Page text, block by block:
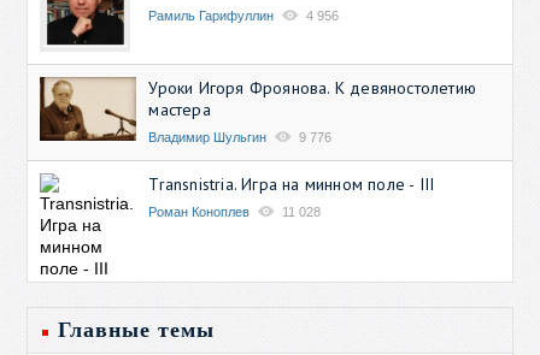
Рамиль Гарифуллин 4 956
Уроки Игоря Фроянова. К девяностолетию
мастера
Владимир Шульгин 9 776
Transnistria. Игра на минном поле - III
Роман Коноплев 11 028
Главные темы